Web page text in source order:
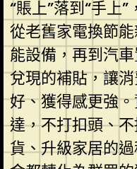
“賬上”落到“手上”
從老舊家電換節
能設備，再到汽
兌現的補貼，讓
好、獲得感更強
達，不打扣頭、
貨、升級家居的